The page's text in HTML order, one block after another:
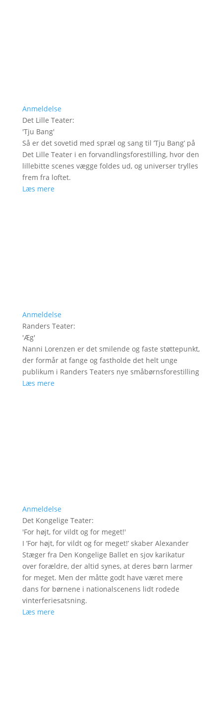
Anmeldelse
Det Lille Teater:
'Tju Bang'
Så er det sovetid med spræl og sang til ’Tju Bang’ på
Det Lille Teater i en forvandlingsforestilling, hvor den
lillebitte scenes vægge foldes ud, og universer trylles
frem fra loftet.
Læs mere
Anmeldelse
Randers Teater:
'Æg'
Nanni Lorenzen er det smilende og faste støttepunkt,
der formår at fange og fastholde det helt unge
publikum i Randers Teaters nye småbørnsforestilling
Læs mere
Anmeldelse
Det Kongelige Teater:
'For højt, for vildt og for meget!'
I ’For højt, for vildt og for meget!’ skaber Alexander
Stæger fra Den Kongelige Ballet en sjov karikatur
over forældre, der altid synes, at deres børn larmer
for meget. Men der måtte godt have været mere
dans for børnene i nationalscenens lidt rodede
vinterferiesatsning.
Læs mere